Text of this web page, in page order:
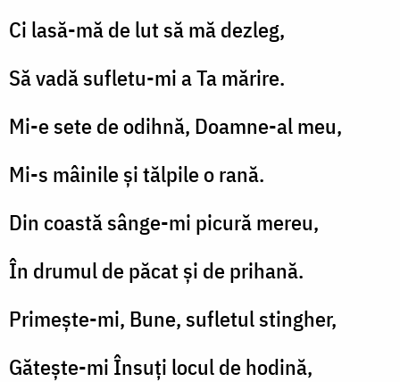
Ci lasă-mă de lut să mă dezleg,
Să vadă sufletu-mi a Ta mărire.
Mi-e sete de odihnă, Doamne-al meu,
Mi-s mâinile și tălpile o rană.
Din coastă sânge-mi picură mereu,
În drumul de păcat și de prihană.
Primește-mi, Bune, sufletul stingher,
Gătește-mi Însuți locul de hodină,